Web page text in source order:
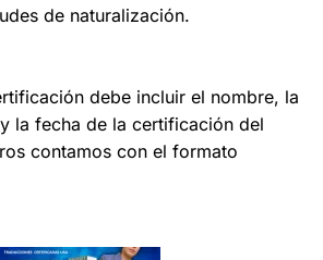
de naturalización.
debe incluir el nombre, la
la fecha de la certificación del
contamos con el formato